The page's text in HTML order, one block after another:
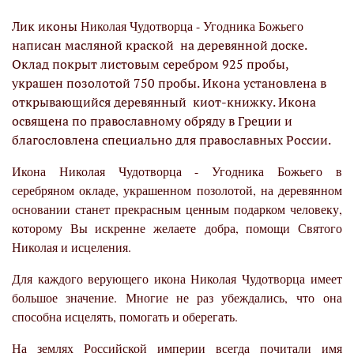
Лик иконыНиколая Чудотворца - Угодника Божьего
написан масляной краской на деревянной доске.
Оклад покрыт листовым серебром 925 пробы,
украшен позолотой 750 пробы. Икона установлена в
открывающийся деревянный киот-книжку. Икона
освящена по православному обряду в Греции и
благословлена специально для православных России.
Икона Николая Чудотворца - Угодника Божьего в
серебряном окладе, украшенном позолотой, на деревянном
основании станет прекрасным ценным подарком человеку,
которому Вы искренне желаете добра, помощи Святого
Николая и исцеления.
Для каждого верующего икона Николая Чудотворца имеет
большое значение. Многие не раз убеждались, что она
способна исцелять, помогать и оберегать.
На землях Российской империи всегда почитали имя